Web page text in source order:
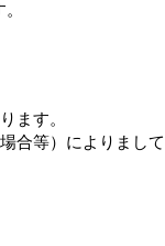
ます。
合等）によりまし